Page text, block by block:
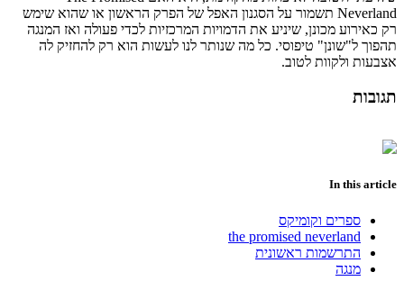
Neverland תשמור על הסגנון האפל של הפרק הראשון או שהוא שימש
רק כאירוע מכונן, שיניע את הדמויות המרכזיות לכדי פעולה ואז המנגה
תהפוך ל"שונן" טיפוסי. כל מה שנותר לנו לעשות הוא רק להחזיק לה
אצבעות ולקוות לטוב.
תגובות
In this article
ספרים וקומיקס
the promised neverland
התרשמות ראשונית
מנגה